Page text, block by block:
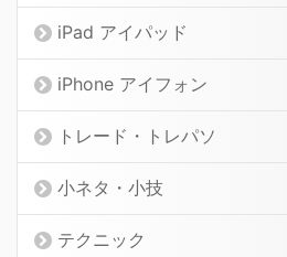
iPad アイパッド
iPhone アイフォン
トレード・トレパソ
小ネタ・小技
テクニック